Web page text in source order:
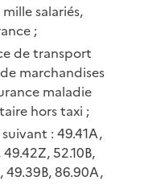
salariés,
;
de transport
marchandises
maladie
hors taxi ;
: 49.41A,
52.10B,
49.39B, 86.90A,